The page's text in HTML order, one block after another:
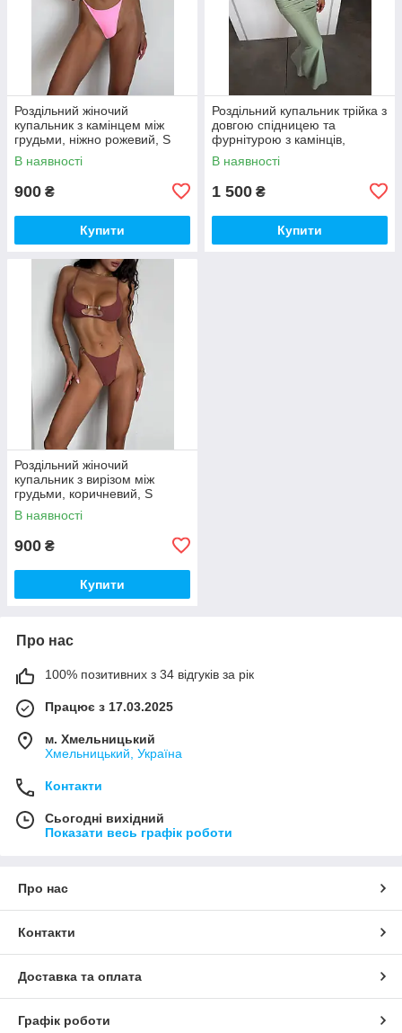
Роздільний жіночий
купальник з камінцем між
грудьми, ніжно рожевий, S
В наявності
900 ₴
Купити
Роздільний купальник трійка з
довгою спідницею та
фурнітурою з камінців,
фісташка, S
В наявності
1 500 ₴
Купити
Роздільний жіночий
купальник з вирізом між
грудьми, коричневий, S
В наявності
900 ₴
Купити
Про нас
100% позитивних з 34 відгуків за рік
Працює з 17.03.2025
м. Хмельницький
Хмельницький, Україна
Контакти
Сьогодні вихідний
Показати весь графік роботи
Про нас
Контакти
Доставка та оплата
Графік роботи